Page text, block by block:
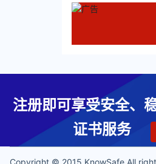
注册即可享受安全、
证书服务
Copyright © 2015 KnowSafe All